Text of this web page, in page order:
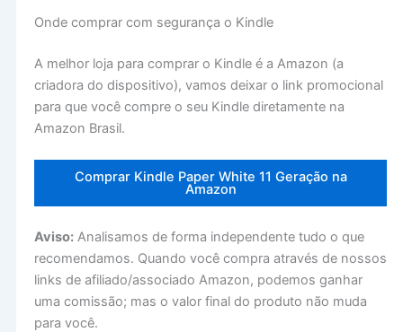
Onde comprar com segurança o Kindle
A melhor loja para comprar o Kindle é a Amazon (a
criadora do dispositivo), vamos deixar o link promocional
para que você compre o seu Kindle diretamente na
Amazon Brasil.
Comprar Kindle Paper White 11 Geração na
Amazon
Aviso:Analisamos de forma independente tudo o que
recomendamos. Quando você compra através de nossos
links de afiliado/associado Amazon, podemos ganhar
uma comissão; mas o valor final do produto não muda
para você.